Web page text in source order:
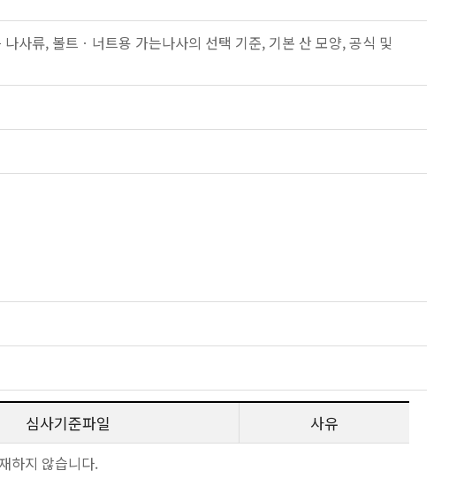
사류, 볼트ㆍ너트용 가는나사의 선택 기준, 기본 산 모양, 공식 및
심사기준파일 사유
하지 않습니다.